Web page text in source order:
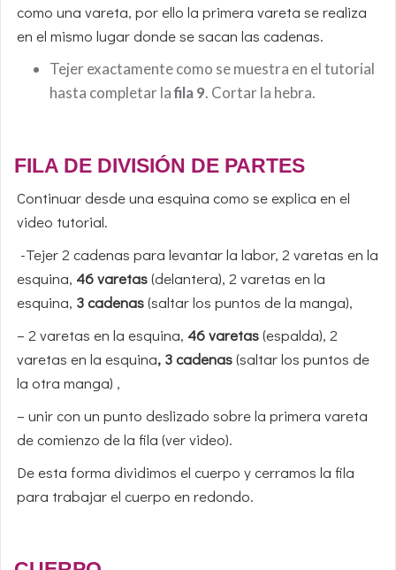
como una vareta, por ello la primera vareta se realiza
en el mismo lugar donde se sacan las cadenas.
Tejer exactamente como se muestra en el tutorial
hasta completar lafila 9. Cortar la hebra.
FILA DE DIVISIÓN DE PARTES
Continuar desde una esquina como se explica en el
video tutorial.
-Tejer 2 cadenas para levantar la labor, 2 varetas en la
esquina, 46 varetas(delantera), 2 varetas en la
esquina, 3 cadenas(saltar los puntos de la manga),
– 2 varetas en la esquina, 46 varetas(espalda), 2
varetas en la esquina, 3 cadenas(saltar los puntos de
la otra manga) ,
– unir con un punto deslizado sobre la primera vareta
de comienzo de la fila (ver video).
De esta forma dividimos el cuerpo y cerramos la fila
para trabajar el cuerpo en redondo.